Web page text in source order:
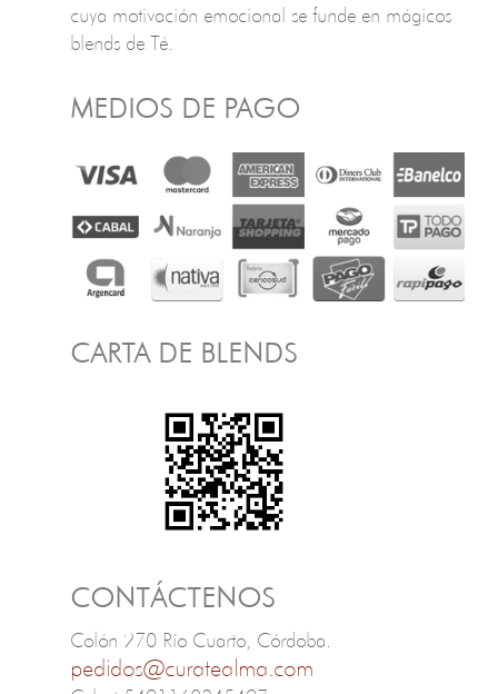
cuya motivación emocional se funde en mágicos
blends de Té.
MEDIOS DE PAGO
CARTA DE BLENDS
CONTÁCTENOS
Colón 270 Río Cuarto, Córdoba.
pedidos@curatealma.com